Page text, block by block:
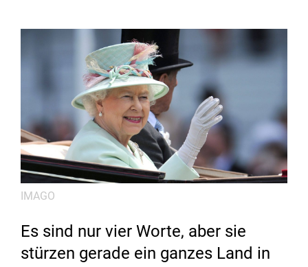
IMAGO
Es sind nur vier Worte, aber sie
stürzen gerade ein ganzes Land in